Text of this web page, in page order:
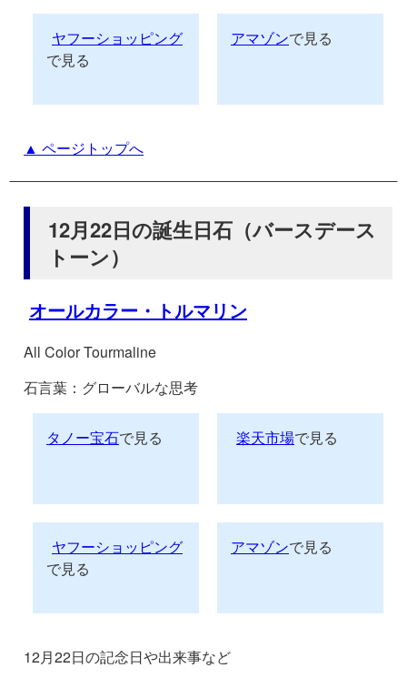
ヤフーショッピング
で見る
アマゾンで見る
▲ ページトップへ
12月22日の誕生日石（バースデース
トーン）
オールカラー・トルマリン
All Color Tourmaline
石言葉：グローバルな思考
タノー宝石で見る
ヤフーショッピング
で見る
楽天市場で見る
アマゾンで見る
12月22日の記念日や出来事など